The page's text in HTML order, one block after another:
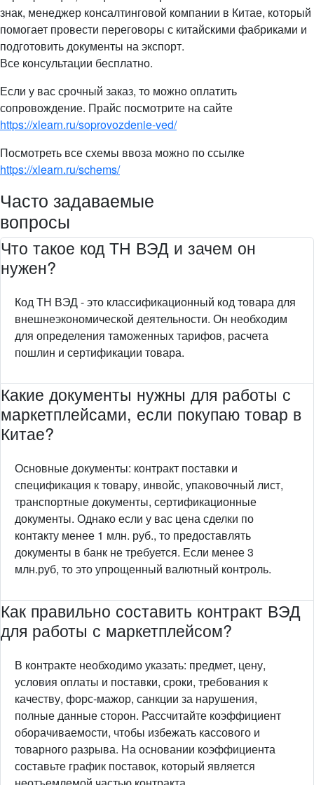
знак, менеджер консалтинговой компании в Китае, который
помогает провести переговоры с китайскими фабриками и
подготовить документы на экспорт.
Все консультации бесплатно.
Если у вас срочный заказ, то можно оплатить
сопровождение. Прайс посмотрите на сайте
https://xlearn.ru/soprovozdenie-ved/
Посмотреть все схемы ввоза можно по ссылке
https://xlearn.ru/schems/
Часто задаваемые
вопросы
Что такое код ТН ВЭД и зачем он
нужен?
Код ТН ВЭД - это классификационный код товара для
внешнеэкономической деятельности. Он необходим
для определения таможенных тарифов, расчета
пошлин и сертификации товара.
Какие документы нужны для работы с
маркетплейсами, если покупаю товар в
Китае?
Основные документы: контракт поставки и
спецификация к товару, инвойс, упаковочный лист,
транспортные документы, сертификационные
документы. Однако если у вас цена сделки по
контакту менее 1 млн. руб., то предоставлять
документы в банк не требуется. Если менее 3
млн.руб, то это упрощенный валютный контроль.
Как правильно составить контракт ВЭД
для работы с маркетплейсом?
В контракте необходимо указать: предмет, цену,
условия оплаты и поставки, сроки, требования к
качеству, форс-мажор, санкции за нарушения,
полные данные сторон. Рассчитайте коэффициент
оборачиваемости, чтобы избежать кассового и
товарного разрыва. На основании коэффициента
составьте график поставок, который является